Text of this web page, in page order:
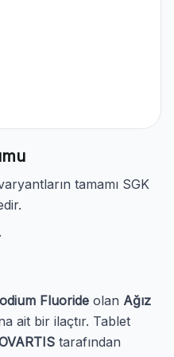
tamamı SGK
.
Fluoride olan Ağız
ait bir ilaçtır. Tablet
tarafından